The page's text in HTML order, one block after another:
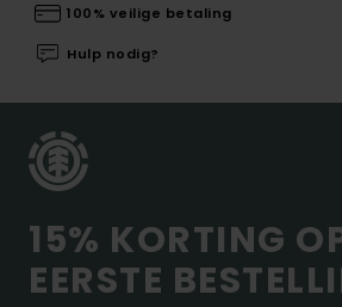
100% veilige betaling
Hulp nodig?
15% KORTING
EERSTE